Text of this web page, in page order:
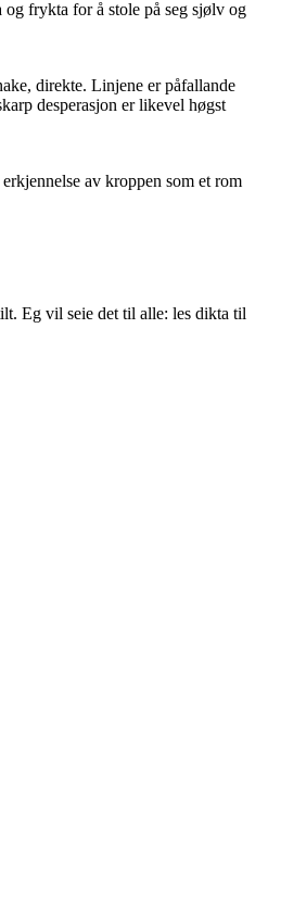
frykta for å stole på seg sjølv og
direkte. Linjene er påfallande
desperasjon er likevel høgst
av kroppen som et rom
Eg vil seie det til alle: les dikta til